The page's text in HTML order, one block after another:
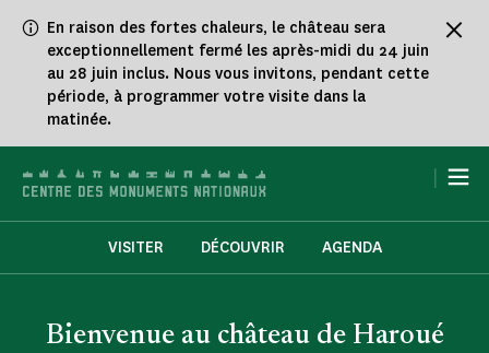
En raison des fortes chaleurs, le château sera
exceptionnellement fermé les après-midi du 24 juin
au 28 juin inclus. Nous vous invitons, pendant cette
période, à programmer votre visite dans la
matinée.
|
VISITER DÉCOUVRIR AGENDA
Bienvenue au château de Haroué